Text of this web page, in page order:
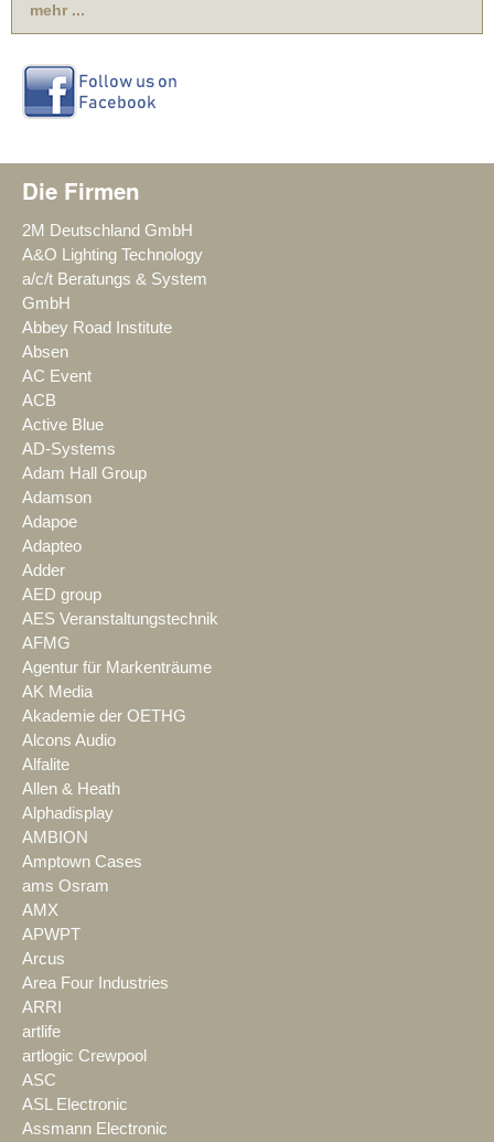
mehr ...
Die Firmen
2M Deutschland GmbH
A&O Lighting Technology
a/c/t Beratungs & System
GmbH
Abbey Road Institute
Absen
AC Event
ACB
Active Blue
AD-Systems
Adam Hall Group
Adamson
Adapoe
Adapteo
Adder
AED group
AES Veranstaltungstechnik
AFMG
Agentur für Markenträume
AK Media
Akademie der OETHG
Alcons Audio
Alfalite
Allen & Heath
Alphadisplay
AMBION
Amptown Cases
ams Osram
AMX
APWPT
Arcus
Area Four Industries
ARRI
artlife
artlogic Crewpool
ASC
ASL Electronic
Assmann Electronic